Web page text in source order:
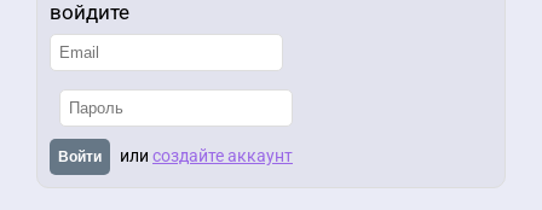
войдите
Войти или создайте аккаунт